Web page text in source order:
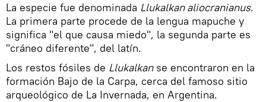
La especie fue denominada Llukalkan aliocranianus.
La primera parte procede de la lengua mapuche y
significa "el que causa miedo", la segunda parte es
"cráneo diferente", del latín.
Los restos fósiles de Llukalkanse encontraron en la
formación Bajo de la Carpa, cerca del famoso sitio
arqueológico de La Invernada, en Argentina.